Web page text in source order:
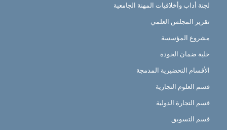
لجنة أداب وأخلاقيات المهنة الجامعية
تقرير المجلس العلمي
مشروع المؤسسة
خلية ضمان الجودة
الأقسام التحضيرية المدمجة
قسم العلوم التجارية
قسم التجارة الدولية
قسم التسويق